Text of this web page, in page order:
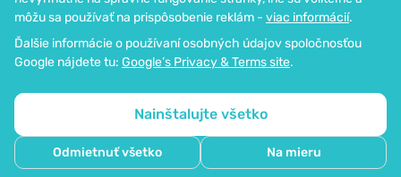
môžu sa používať na prispôsobenie reklám - viac informácií.
Ďalšie informácie o používaní osobných údajov spoločnosťou
Google nájdete tu: Google’s Privacy & Terms site.
Nainštalujte všetko
Odmietnuť všetko Na mieru
Možnosť platby kartou. Zaručená ochrana osobných údajov
prostredníctvom šifrovania SSL.
Mapa stránok